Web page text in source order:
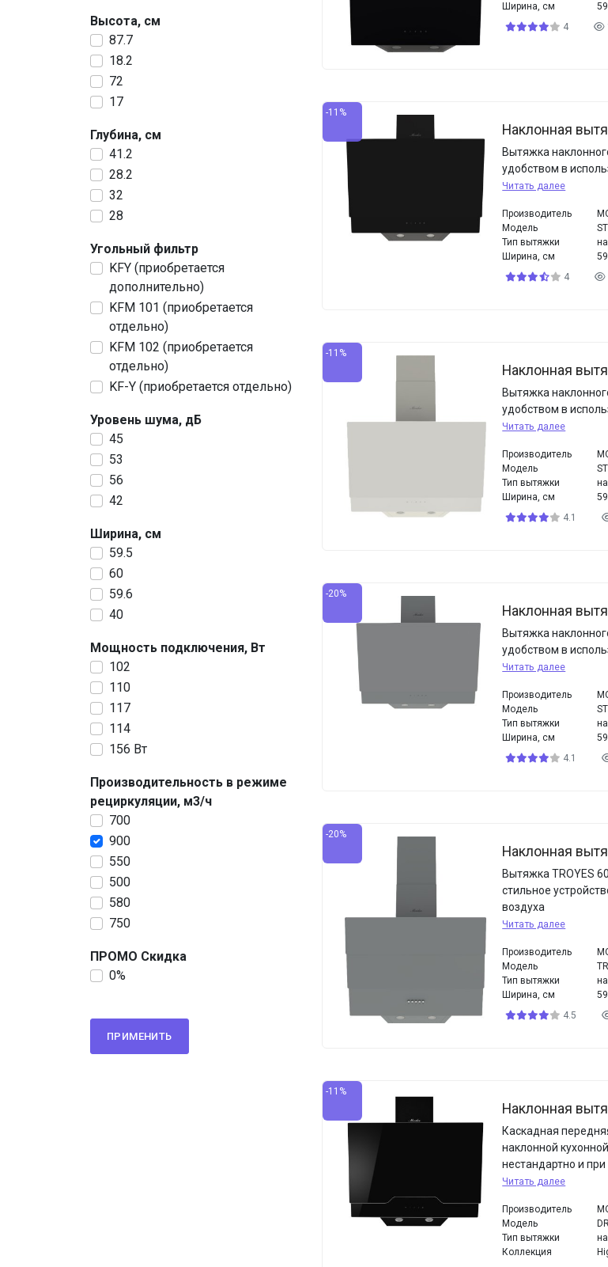
Высота, см
87.7
18.2
72
17
Глубина, см
41.2
28.2
32
28
Угольный фильтр
KFY (приобретается
дополнительно)
KFM 101 (приобретается
отдельно)
KFM 102 (приобретается
отдельно)
KF-Y (приобретается отдельно)
Уровень шума, дБ
45
53
56
42
Ширина, см
59.5
60
59.6
40
Мощность подключения, Вт
102
110
117
114
156 Вт
Производительность в режиме
рециркуляции, м3/ч
700
900
550
500
580
750
ПРОМО Скидка
0%
ПРИМЕНИТЬ
Ширина, см
4
-11%
Наклонная
Вытяжка
удобством в
Читать далее
Производитель
Модель
Тип вытяжки
Ширина, см
4
-11%
Наклонная
Вытяжка
удобством в
Читать далее
Производитель
Модель
Тип вытяжки
Ширина, см
4.1
-20%
Наклонная
Вытяжка
удобством в
Читать далее
Производитель
Модель
Тип вытяжки
Ширина, см
4.1
-20%
Наклонная
Вытяжка TROYES
стильное
воздуха
Читать далее
Производитель
Модель
Тип вытяжки
Ширина, см
4.5
-11%
Наклонная
Каскадная
наклонной
нестандартно и при
Читать далее
Производитель
Модель
Тип вытяжки
Коллекция